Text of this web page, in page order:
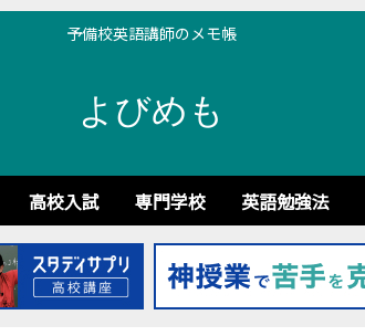
予備校英語講師のメモ帳
よびめも
高校入試 専門学校 英語勉強法